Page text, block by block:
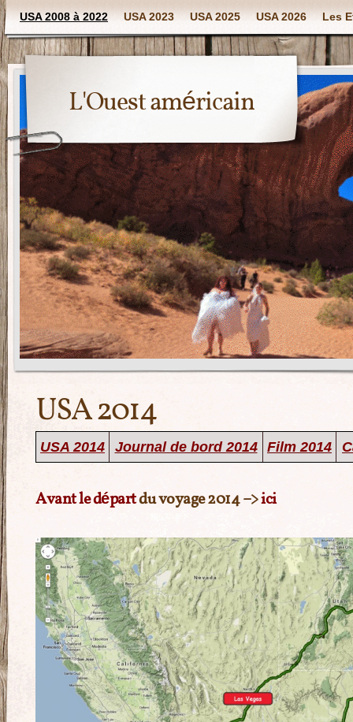
USA 2008 à 2022 USA 2023 USA 2025 USA 2026 Les
L'Ouest américain
USA 2014
USA 2014 Journal de bord 2014 Film 2014
Avant le départdu voyage 2014 –>ici